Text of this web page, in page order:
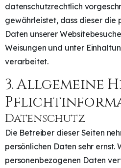
datenschutzrechtlich
gewährleistet, dass dieser die
Daten unserer
Weisungen und unter
verarbeitet.
3. Allgemeine
Datenschutz
Die Betreiber dieser Seiten
persönlichen Daten sehr ernst.
personenbezogenen Daten